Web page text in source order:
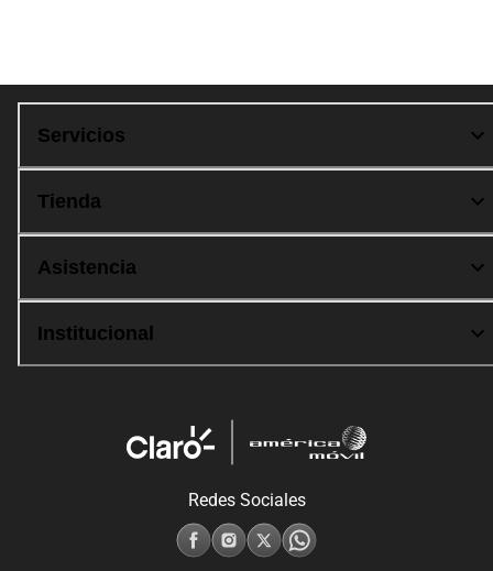
Servicios
Tienda
Asistencia
Institucional
Redes Sociales